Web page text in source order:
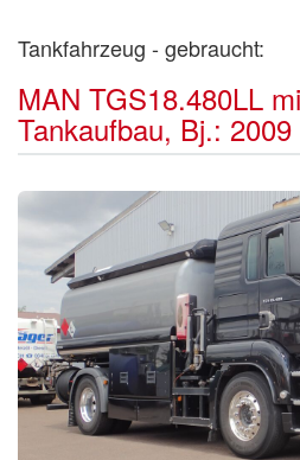
Tankfahrzeug - gebraucht:
MAN TGS18.480LL
Tankaufbau, Bj.: 2009